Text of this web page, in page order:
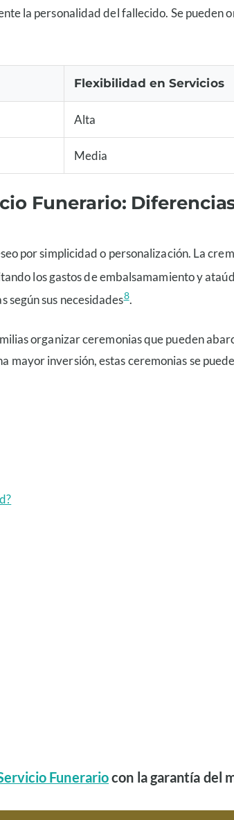
la personalidad del fallecido. Se pueden
Flexibilidad en Servicios
Alta
Media
Funerario:
por simplicidad o personalización. La
los gastos de embalsamamiento y
según sus necesidades8.
organizar ceremonias que pueden
inversión, estas ceremonias se
Funerariocon la garantía del